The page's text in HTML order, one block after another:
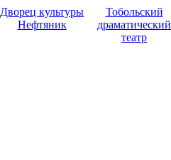
Дворец культуры
Нефтяник
Тобольский
драматический
театр